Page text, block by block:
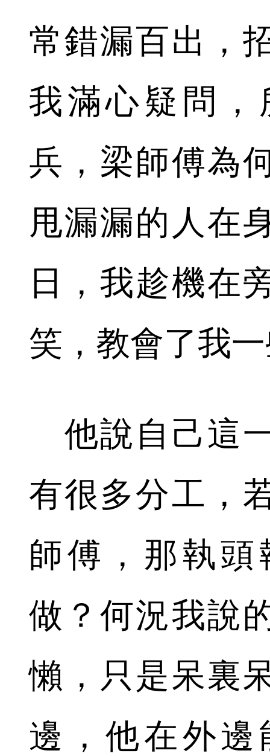
常錯漏百出，
我滿心疑問，
兵，梁師傅為
甩漏漏的人在
日，我趁機在
笑，教會了我
他說自己這
有很多分工，
師傅，那執
做？何況我說
懶，只是呆裏
邊，他在外